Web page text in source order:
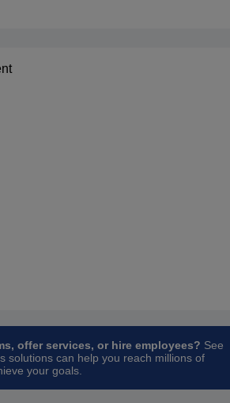
offer services, or hire employees? See
solutions can help you reach millions of
your goals.